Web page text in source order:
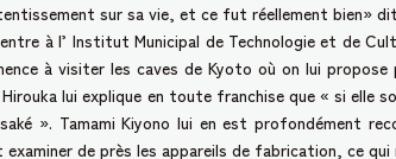
sur sa vie, et ce fut réellement bien»
à l’ Institut Municipal de Technologie et de
à visiter les caves de Kyoto où on lui
lui explique en toute franchise que « si elle
». Tamami Kiyono lui en est profondément
examiner de près les appareils de fabrication, ce